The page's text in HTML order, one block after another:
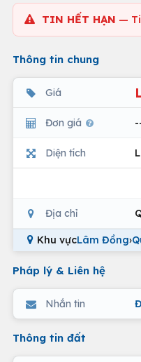
TIN HẾT HẠN —
Thông tin chung
Giá
Đơn giá
Diện tích
Địa chỉ
Khu vựcLâm Đồng›
Pháp lý & Liên hệ
Nhắn tin
Thông tin đất